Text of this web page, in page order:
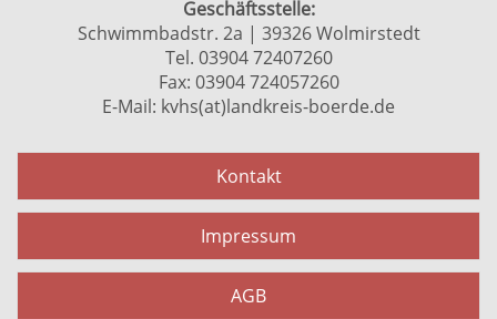
Geschäftsstelle:
Schwimmbadstr. 2a | 39326 Wolmirstedt
Tel. 03904 72407260
Fax: 03904 724057260
E-Mail: kvhs(at)landkreis-boerde.de
Kontakt
Impressum
AGB